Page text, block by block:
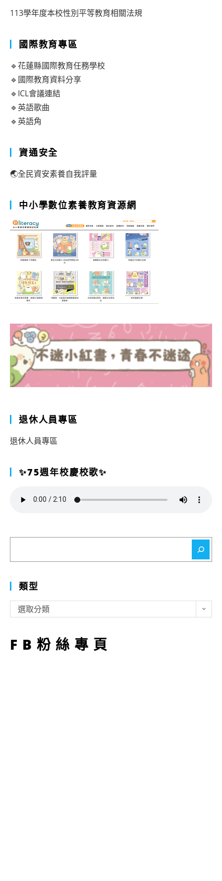
113學年度本校性別平等教育相關法規
國際教育專區
🔹花蓮縣國際教育任務學校
🔹國際教育資料分享
🔹ICL會議連結
🔹英語歌曲
🔹英語角
資通安全
🌏全民資安素養自我評量
中小學數位素養教育資源網
退休人員專區
退休人員專區
✨75週年校慶校歌✨
類型
型
選取分類
FB粉絲專頁